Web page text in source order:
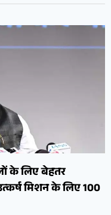
के लिए बेहतर
मिशन के लिए 100